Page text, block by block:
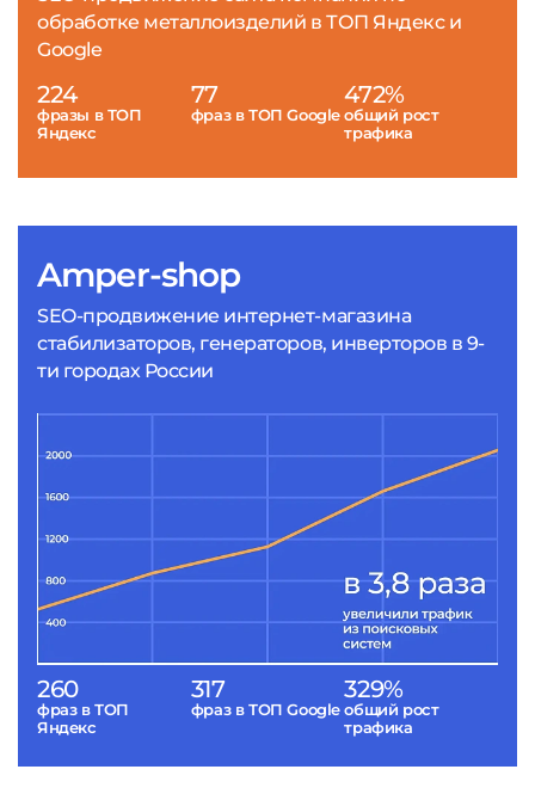
Amper-shop
SEO-продвижение интернет-магазина
стабилизаторов, генераторов, инверторов в 9-
ти городах России
260
фраз в ТОП
Яндекс
317
фраз в ТОП Google
329%
общий рост
трафика
обработке металлоизделий в ТОП Яндекс и
Google
224
фразы в ТОП
Яндекс
77
фраз в ТОП Google
472%
общий рост
трафика